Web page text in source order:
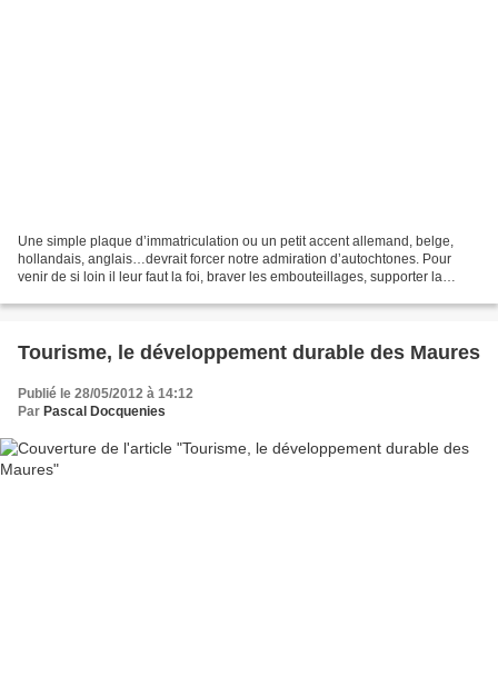
Une simple plaque d’immatriculation ou un petit accent allemand, belge,
hollandais, anglais…devrait forcer notre admiration d’autochtones. Pour
venir de si loin il leur faut la foi, braver les embouteillages, supporter la
Tourisme, le développement durable des Maures
Publié le 28/05/2012 à 14:12
Par Pascal Docquenies